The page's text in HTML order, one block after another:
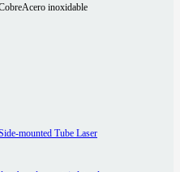
Acero inoxidable